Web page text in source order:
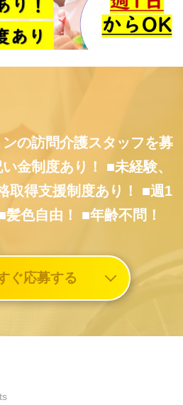
の訪問介護スタッフを募
金制度あり！
■未経験、
取得支援制度あり！
■週1
髪色自由！ ■年齢不問！
ぐ応募する